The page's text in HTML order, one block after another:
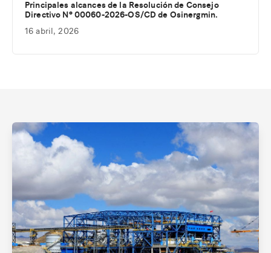
Principales alcances de la Resolución de Consejo
Directivo Nº 00060-2026-OS/CD de Osinergmin.
16 abril, 2026